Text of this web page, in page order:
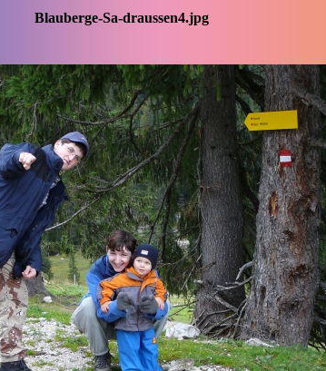
Blauberge-Sa-draussen4.jpg